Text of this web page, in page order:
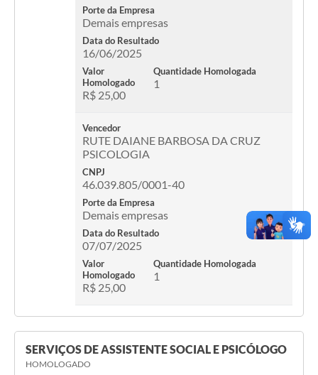
Porte da Empresa
Demais empresas
Data do Resultado
16/06/2025
Valor
Homologado
R$ 25,00
Quantidade Homologada
1
Vencedor
RUTE DAIANE BARBOSA DA CRUZ
PSICOLOGIA
CNPJ
46.039.805/0001-40
Porte da Empresa
Demais empresas
Data do Resultado
07/07/2025
Valor
Homologado
R$ 25,00
Quantidade Homologada
1
SERVIÇOS DE ASSISTENTE SOCIAL E PSICÓLOGO
HOMOLOGADO